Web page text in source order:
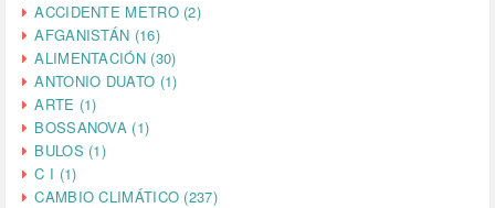
ACCIDENTE METRO (2)
AFGANISTÁN (16)
ALIMENTACIÓN (30)
ANTONIO DUATO (1)
ARTE (1)
BOSSANOVA (1)
BULOS (1)
C I (1)
CAMBIO CLIMÁTICO (237)